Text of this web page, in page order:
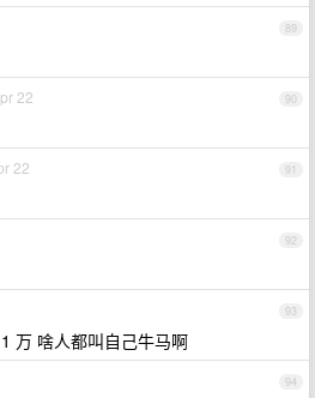
89
90
22
91
22
92
93
万 啥人都叫自己牛马啊
94